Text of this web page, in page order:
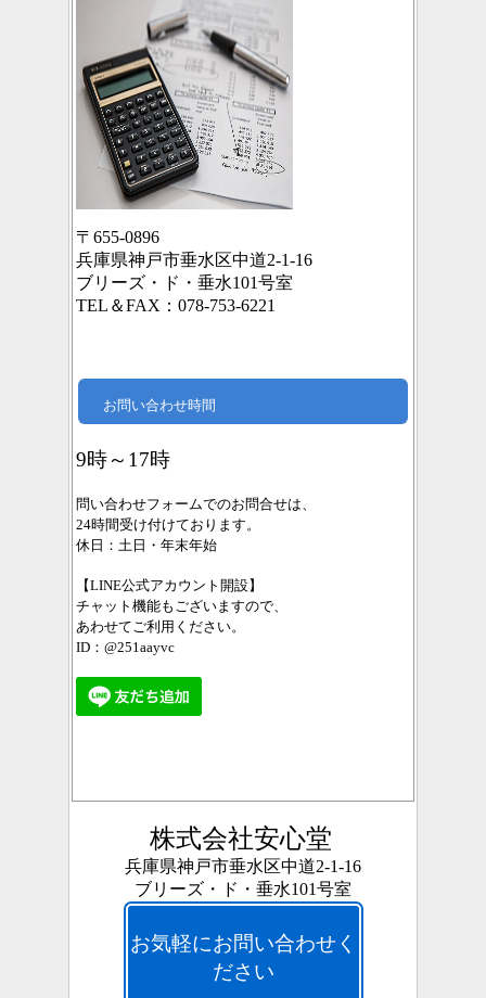
〒655-0896
兵庫県神戸市垂水区中道2-1-16
ブリーズ・ド・垂水101号室
TEL＆FAX：078-753-6221
お問い合わせ時間
9時～17時
問い合わせフォームでのお問合せは、
24時間受け付けております。
休日：土日・年末年始
【LINE公式アカウント開設】
チャット機能もございますので、
あわせてご利用ください。
ID：@251aayvc
株式会社安心堂
兵庫県神戸市垂水区中道2-1-16
ブリーズ・ド・垂水101号室
お気軽にお問い合わせく
ださい